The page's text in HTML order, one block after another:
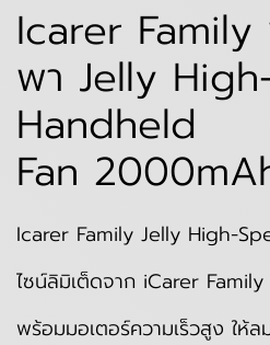
Icarer
พา Jelly
Handheld
Fan
Icarer Family Jelly High-
ไซน์ลิมิเต็ดจาก iCarer Family
พร้อมมอเตอร์ความเร็วสูง ให้